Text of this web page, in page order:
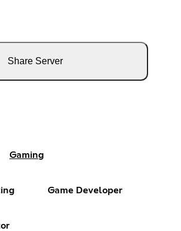
Share Server
Gaming
Game Developer